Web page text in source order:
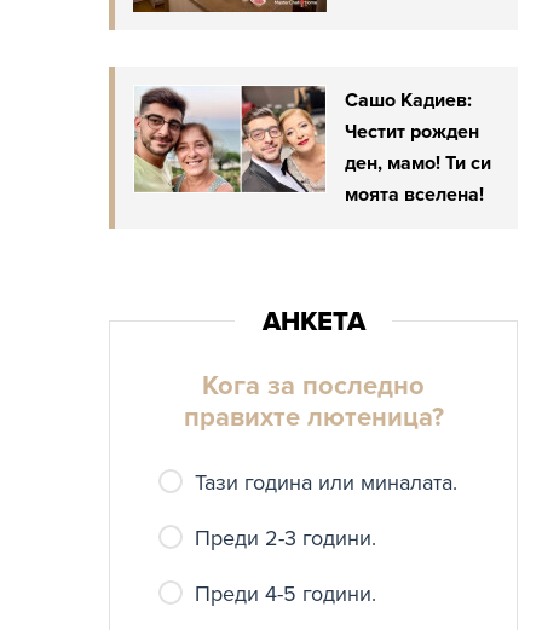
Сашо Кадиев:
Честит рожден
ден, мамо! Ти си
моята вселена!
Кога за последно
правихте лютеница?
Тази година или миналата.
Преди 2-3 години.
Преди 4-5 години.